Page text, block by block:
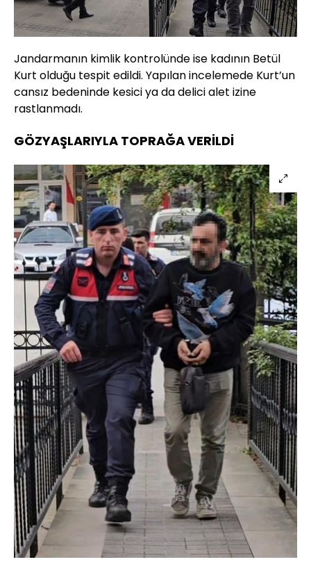
Jandarmanın kimlik kontrolünde ise kadının Betül
Kurt olduğu tespit edildi. Yapılan incelemede Kurt’un
cansız bedeninde kesici ya da delici alet izine
rastlanmadı.
GÖZYAŞLARIYLA TOPRAĞA VERİLDİ